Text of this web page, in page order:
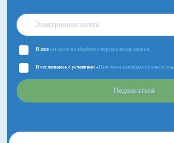
Я даю согласие на обработку персональных данных
Я соглашаюсь с условиями « Политики конфиденциальности»
Подписаться